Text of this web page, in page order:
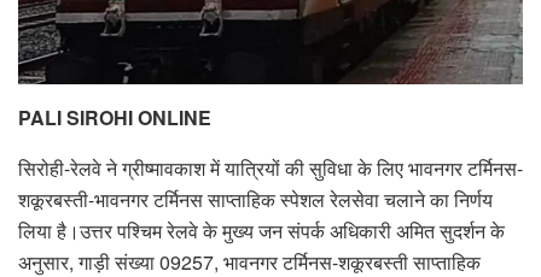
PALI SIROHI ONLINE
सिरोही-रेलवे ने ग्रीष्मावकाश में यात्रियों की सुविधा के लिए भावनगर टर्मिनस-
शकूरबस्ती-भावनगर टर्मिनस साप्ताहिक स्पेशल रेलसेवा चलाने का निर्णय
लिया है।उत्तर पश्चिम रेलवे के मुख्य जन संपर्क अधिकारी अमित सुदर्शन के
अनुसार, गाड़ी संख्या 09257, भावनगर टर्मिनस-शकूरबस्ती साप्ताहिक